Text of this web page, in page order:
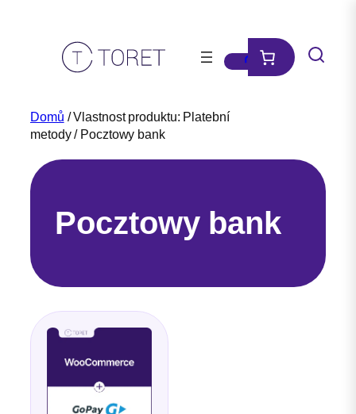
Domů / Vlastnost produktu: Platební
metody / Pocztowy bank
Pocztowy bank